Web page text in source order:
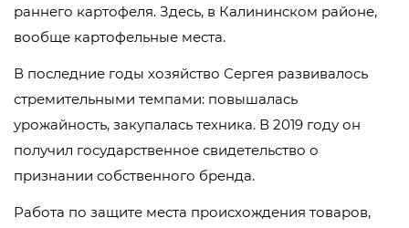
раннего картофеля. Здесь, в Калининском районе,
вообще картофельные места.
В последние годы хозяйство Сергея развивалось
стремительными темпами: повышалась
урожайность, закупалась техника. В 2019 году он
получил государственное свидетельство о
признании собственного бренда.
Работа по защите места происхождения товаров,